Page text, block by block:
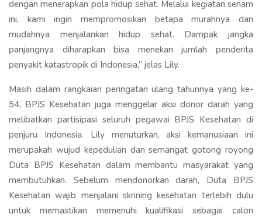
dengan menerapkan pola hidup sehat. Melalui kegiatan senam
ini, kami ingin mempromosikan betapa murahnya dan
mudahnya menjalankan hidup sehat. Dampak jangka
panjangnya diharapkan bisa menekan jumlah penderita
penyakit katastropik di Indonesia,” jelas Lily.
Masih dalam rangkaian peringatan ulang tahunnya yang ke-
54, BPJS Kesehatan juga menggelar aksi donor darah yang
melibatkan partisipasi seluruh pegawai BPJS Kesehatan di
penjuru Indonesia. Lily menuturkan, aksi kemanusiaan ini
merupakah wujud kepedulian dan semangat gotong royong
Duta BPJS Kesehatan dalam membantu masyarakat yang
membutuhkan. Sebelum mendonorkan darah, Duta BPJS
Kesehatan wajib menjalani skrining kesehatan terlebih dulu
untuk memastikan memenuhi kualifikasi sebagai calon